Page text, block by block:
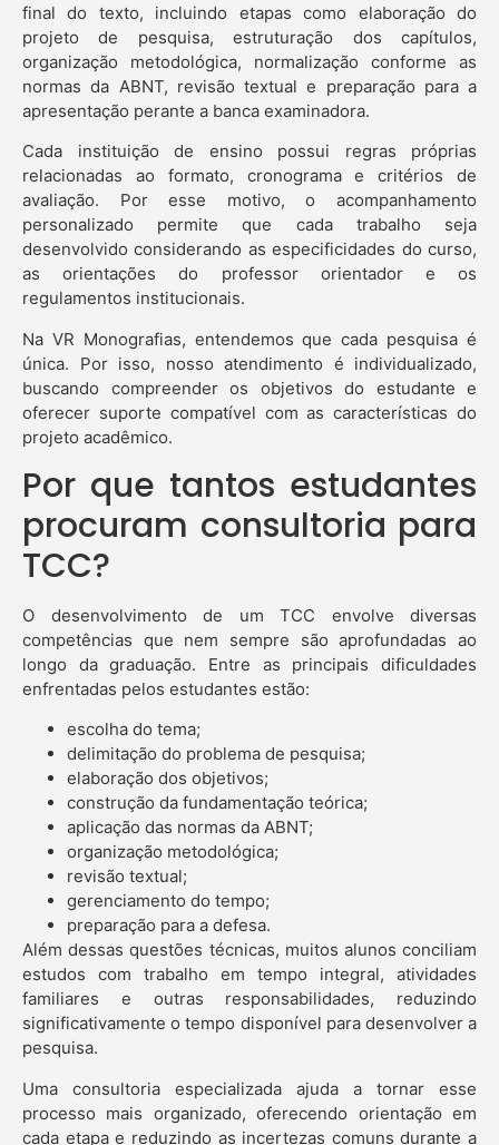
final do texto, incluindo etapas como elaboração do
projeto de pesquisa, estruturação dos capítulos,
organização metodológica, normalização conforme as
normas da ABNT, revisão textual e preparação para a
apresentação perante a banca examinadora.
Cada instituição de ensino possui regras próprias
relacionadas ao formato, cronograma e critérios de
avaliação. Por esse motivo, o acompanhamento
personalizado permite que cada trabalho seja
desenvolvido considerando as especificidades do curso,
as orientações do professor orientador e os
regulamentos institucionais.
Na VR Monografias, entendemos que cada pesquisa é
única. Por isso, nosso atendimento é individualizado,
buscando compreender os objetivos do estudante e
oferecer suporte compatível com as características do
projeto acadêmico.
Por que tantos estudantes
procuram consultoria para
TCC?
O desenvolvimento de um TCC envolve diversas
competências que nem sempre são aprofundadas ao
longo da graduação. Entre as principais dificuldades
enfrentadas pelos estudantes estão:
escolha do tema;
delimitação do problema de pesquisa;
elaboração dos objetivos;
construção da fundamentação teórica;
aplicação das normas da ABNT;
organização metodológica;
revisão textual;
gerenciamento do tempo;
preparação para a defesa.
Além dessas questões técnicas, muitos alunos conciliam
estudos com trabalho em tempo integral, atividades
familiares e outras responsabilidades, reduzindo
significativamente o tempo disponível para desenvolver a
pesquisa.
Uma consultoria especializada ajuda a tornar esse
processo mais organizado, oferecendo orientação em
cada etapa e reduzindo as incertezas comuns durante a